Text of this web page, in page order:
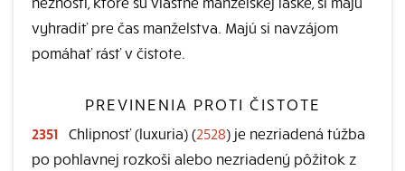
vyhradiť pre čas manželstva. Majú si navzájom
pomáhať rásť v čistote.
PREVINENIA PROTI ČISTOTE
2351 Chlipnosť (luxuria) (2528) je nezriadená túžba
po pohlavnej rozkoši alebo nezriadený pôžitok z